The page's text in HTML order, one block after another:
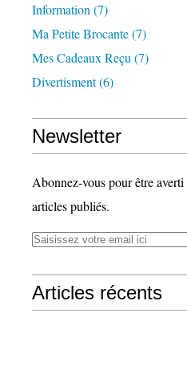
Information (7)
Ma Petite Brocante(7)
Mes Cadeaux Reçu (7)
Divertisment(6)
Newsletter
Abonnez-vous pour être averti
articles publiés.
Articles récents